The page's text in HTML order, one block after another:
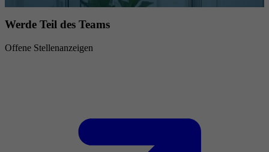
Werde Teil des Teams
Offene Stellenanzeigen